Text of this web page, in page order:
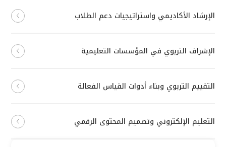
الإرشاد الأكاديمي واستراتيجيات دعم الطلاب
الإشراف التربوي في المؤسسات التعليمية
التقييم التربوي وبناء أدوات القياس الفعالة
التعليم الإلكتروني وتصميم المحتوى الرقمي